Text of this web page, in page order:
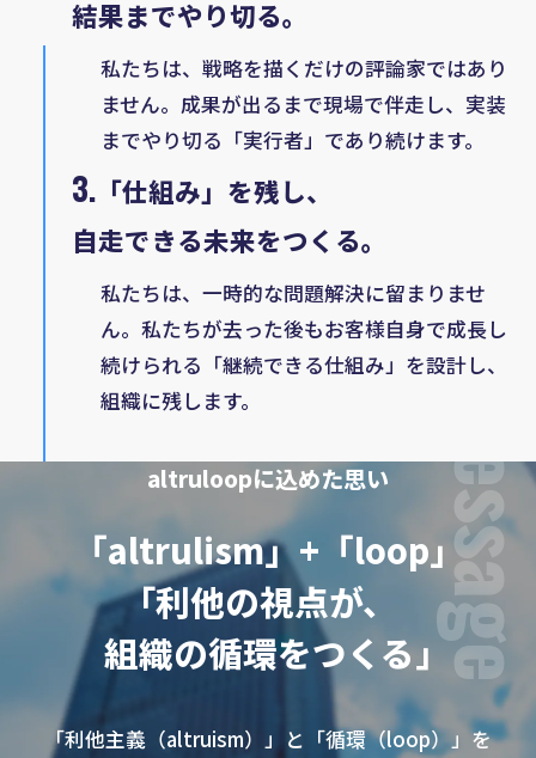
結果までやり切る。
私たちは、戦略を描くだけの評論家ではあり
ません。成果が出るまで現場で伴走し、実装
までやり切る「実行者」であり続けます。
3.「仕組み」を残し、
自走できる未来をつくる。
私たちは、一時的な問題解決に留まりませ
ん。私たちが去った後もお客様自身で成長し
続けられる「継続できる仕組み」を設計し、
組織に残します。
altruloopに込めた思い
「altrulism」+「loop」
｢利他の視点が、
組織の循環をつくる｣
「利他主義（altruism）」と「循環（loop）」を